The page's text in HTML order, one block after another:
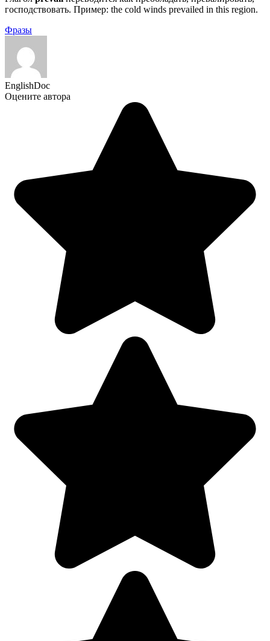
господствовать. Пример: the cold winds prevailed in this region.
Фразы
EnglishDoc
Оцените автора